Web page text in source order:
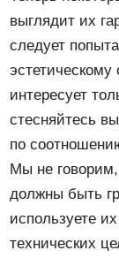
выглядит их
следует
интересует
стесняйтесь
по
Мы не
должны быть
используете
технических